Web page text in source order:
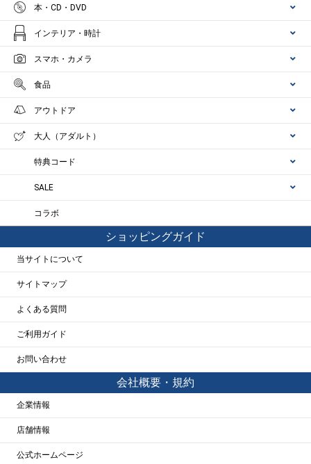
本・CD・DVD
インテリア・時計
スマホ・カメラ
食品
アウトドア
大人（アダルト）
特典コード
SALE
コラボ
ショッピングガイド
当サイトについて
サイトマップ
よくある質問
ご利用ガイド
お問い合わせ
会社概要・規約
企業情報
店舗情報
公式ホームページ